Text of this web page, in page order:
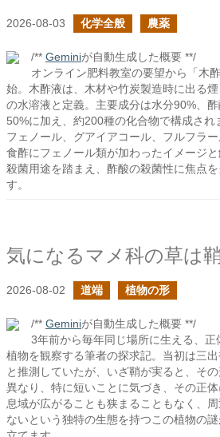
2026-08-03 化学全般 農薬
/** Geminiが自動生成した概要 **/
オンライン肥料教室の要望から「木
始。木酢液は、木材や竹炭製造時に出る
の水溶液と定義。主要成分は水分90%、
50%に加え、約200種の化合物で構成され
フェノール、グアイアコール、フルフラ
食酢にフェノール類が加わったイメージ
殺菌用途を踏まえ、酢酸の殺菌性に焦点
す。
気になるマメ科の草は
2026-08-02 道端 植物の形
/** Geminiが自動生成した概要 **/
3年前から毎年同じ場所に生える、
植物を観察する筆者の探求記。当初は三
と推測していたが、いざ鞘が実ると、そ
異なり、特に短いことに気づき、その正
息域が広がることも狭まることもなく、
ないという独特の生態を持つこの植物の